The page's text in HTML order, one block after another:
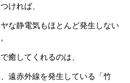
ければ、
な静電気もほとんど発生しない
癒してくれるのは、
遠赤外線を発生している「竹